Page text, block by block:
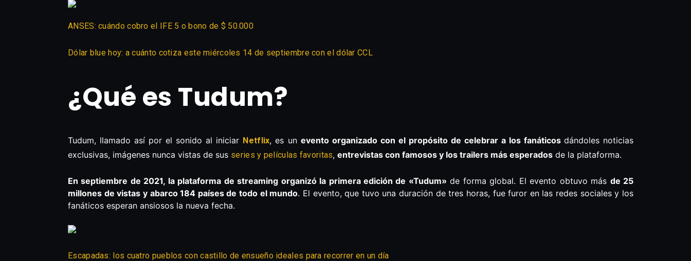
ANSES: cuándo cobro el IFE 5 o bono de $ 50.000
Dólar blue hoy: a cuánto cotiza este miércoles 14 de septiembre con el dólar CCL
¿Qué es Tudum?
Tudum, llamado así por el sonido al iniciar Netflix, es un evento organizado con el propósito de celebrar a los fanáticos dándoles noticias
exclusivas, imágenes nunca vistas de sus series y películas favoritas,entrevistas con famosos y los trailers más esperados de la plataforma.
En septiembre de 2021, la plataforma de streaming organizó la primera edición de «Tudum» de forma global. El evento obtuvo más de 25
millones de vistas y abarco 184 países de todo el mundo. El evento, que tuvo una duración de tres horas, fue furor en las redes sociales y los
fanáticos esperan ansiosos la nueva fecha.
Escapadas: los cuatro pueblos con castillo de ensueño ideales para recorrer en un día